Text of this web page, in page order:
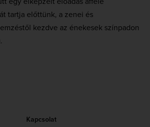
tartja előttünk, a zenei és
kezdve az énekesek színpadon
Kapcsolat